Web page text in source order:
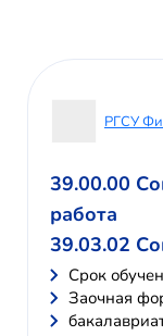
РГСУ
39.00.00
работа
39.03.02
Cрок
Заочная